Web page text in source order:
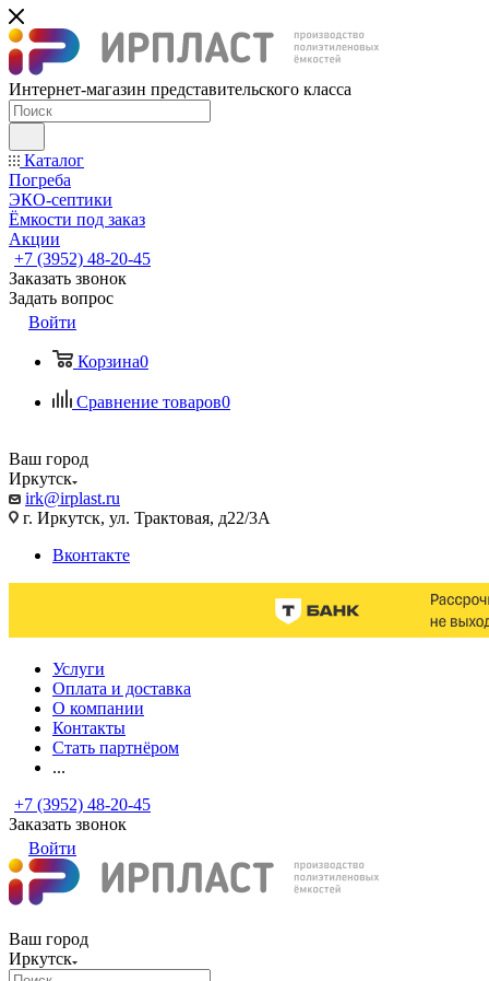
Интернет-магазин представительского класса
Каталог
Погреба
ЭКО-септики
Ёмкости под заказ
Акции
+7 (3952) 48-20-45
Заказать звонок
Задать вопрос
Войти
Корзина0
Сравнение товаров0
Ваш город
Иркутск
irk@irplast.ru
г. Иркутск, ул. Трактовая, д22/3А
Вконтакте
Услуги
Оплата и доставка
О компании
Контакты
Стать партнёром
...
+7 (3952) 48-20-45
Заказать звонок
Войти
Ваш город
Иркутск